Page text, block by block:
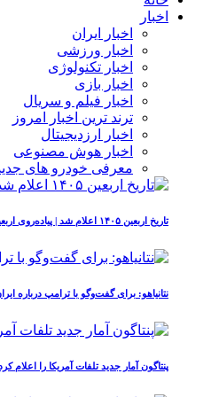
اخبار
اخبار ایران
اخبار ورزشی
اخبار تکنولوژی
اخبار بازی
اخبار فیلم و سریال
ترند ترین اخبار امروز
اخبار ارزدیجیتال
اخبار هوش مصنوعی
معرفی خودرو های
تاریخ اربعین ۱۴۰۵ اعلام شد | پیاده‌روی اربعین از چه روزی شروع می‌ شود؟
نتانیاهو: برای گفت‌وگو با ترامپ درباره
پنتاگون آمار جدید تلفات آمریکا را اعلام